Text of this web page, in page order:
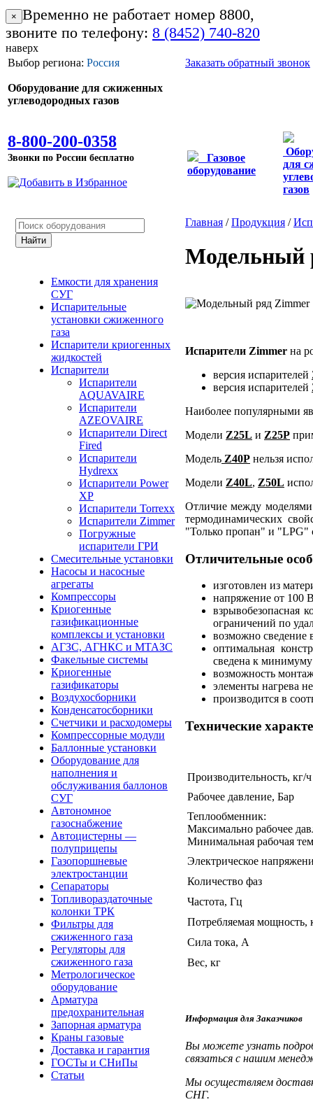
× Временно не работает номер 8800,
звоните по телефону: 8 (8452) 740-820
наверх
Выбор региона: Россия
Оборудование для сжиженных
углеводородных газов
8-800-200-0358
Звонки по России бесплатно
Заказать обратный звонок
Газовое
оборудование
для
газов
Емкости для хранения
СУГ
Испарительные
установки сжиженного
газа
Испарители криогенных
жидкостей
Испарители
Испарители
AQUAVAIRE
Испарители
AZEOVAIRE
Испарители Direct
Fired
Испарители
Hydrexx
Испарители Power
XP
Испарители Torrexx
Испарители Zimmer
Погружные
испарители ГРИ
Смесительные установки
Насосы и насосные
агрегаты
Компрессоры
Криогенные
газификационные
комплексы и установки
АГЗС, АГНКС и МТАЗС
Факельные системы
Криогенные
газификаторы
Воздухосборники
Конденсатосборники
Счетчики и расходомеры
Компрессорные модули
Баллонные установки
Оборудование для
наполнения и
обслуживания баллонов
СУГ
Автономное
газоснабжение
Автоцистерны —
полуприцепы
Газопоршневые
электростанции
Сепараторы
Топливораздаточные
колонки ТРК
Фильтры для
сжиженного газа
Регуляторы для
сжиженного газа
Метрологическое
оборудование
Арматура
предохранительная
Запорная арматура
Краны газовые
Доставка и гарантия
ГОСТы и СНиПы
Статьи
Главная /Продукция /
Модельный
Испарители Zimmer на
версия испарителей
версия испарителей
Наиболее популярными
Модели Z25L и Z25P
Модель Z40P нельзя
Модели Z40L, Z50L
Отличие между моделями
термодинамических
"Только пропан" и "LPG"
Отличительные
изготовлен из
напряжение от 100
взрывобезопасная
ограничений по
возможно сведение
оптимальная
сведена к минимуму
возможность
элементы нагрева
производится в
Технические
Производительность, кг/ч
Рабочее давление, Бар
Теплообменник:
Максимально рабочее
Минимальная рабочая
Электрическое
Количество фаз
Частота, Гц
Потребляемая мощность,
Сила тока, А
Вес, кг
Информация для Заказчиков
Вы можете узнать
связаться с нашим
Мы осуществляем
СНГ.